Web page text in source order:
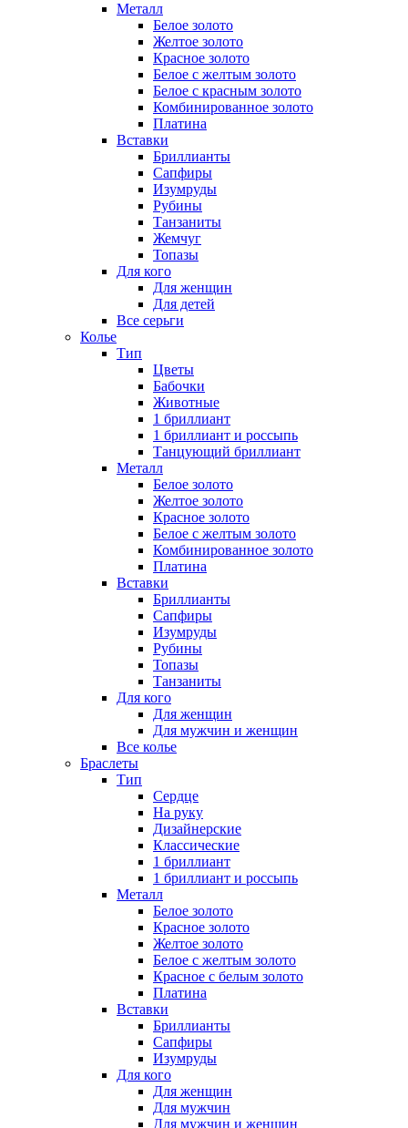
Металл
Белое золото
Желтое золото
Красное золото
Белое с желтым золото
Белое с красным золото
Комбинированное золото
Платина
Вставки
Бриллианты
Сапфиры
Изумруды
Рубины
Танзаниты
Жемчуг
Топазы
Для кого
Для женщин
Для детей
Все серьги
Колье
Тип
Цветы
Бабочки
Животные
1 бриллиант
1 бриллиант и россыпь
Танцующий бриллиант
Металл
Белое золото
Желтое золото
Красное золото
Белое с желтым золото
Комбинированное золото
Платина
Вставки
Бриллианты
Сапфиры
Изумруды
Рубины
Топазы
Танзаниты
Для кого
Для женщин
Для мужчин и женщин
Все колье
Браслеты
Тип
Сердце
На руку
Дизайнерские
Классические
1 бриллиант
1 бриллиант и россыпь
Металл
Белое золото
Красное золото
Желтое золото
Белое с желтым золото
Красное с белым золото
Платина
Вставки
Бриллианты
Сапфиры
Изумруды
Для кого
Для женщин
Для мужчин
Для мужчин и женщин